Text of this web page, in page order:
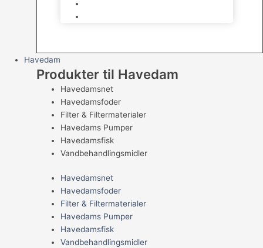
Havedam
Produkter til Havedam
Havedamsnet
Havedamsfoder
Filter & Filtermaterialer
Havedams Pumper
Havedamsfisk
Vandbehandlingsmidler
Havedamsnet
Havedamsfoder
Filter & Filtermaterialer
Havedams Pumper
Havedamsfisk
Vandbehandlingsmidler